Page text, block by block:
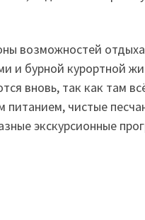
возможностей
и бурной курортной
вновь, так как там
чистые
экскурсионные